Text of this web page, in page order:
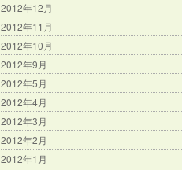
2012年12月
2012年11月
2012年10月
2012年9月
2012年5月
2012年4月
2012年3月
2012年2月
2012年1月